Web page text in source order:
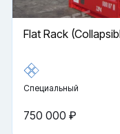
Flat Rack
Специальный
750 000 ₽